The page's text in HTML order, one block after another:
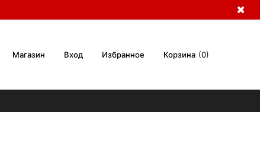
✖
Магазин Вход Избранное Корзина 0